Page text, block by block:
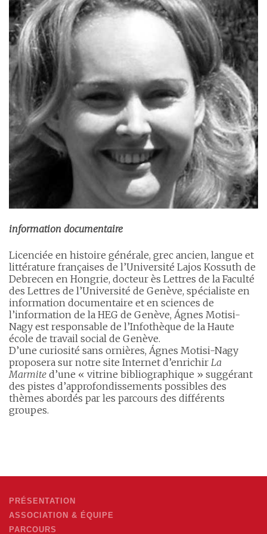
information documentaire
Licenciée en histoire générale, grec ancien, langue et
littérature françaises de l’Université Lajos Kossuth de
Debrecen en Hongrie, docteur ès Lettres de la Faculté
des Lettres de l’Université de Genève, spécialiste en
information documentaire et en sciences de
l’information de la HEG de Genève, Ágnes Motisi-
Nagy est responsable de l’Infothèque de la Haute
école de travail social de Genève.
D’une curiosité sans ornières, Ágnes Motisi-Nagy
proposera sur notre site Internet d’enrichir La
Marmite d’une « vitrine bibliographique » suggérant
des pistes d’approfondissements possibles des
thèmes abordés par les parcours des différents
groupes.
PRÉSENTATION
ASSOCIATION & ÉQUIPE
PARCOURS